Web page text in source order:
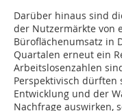
Darüber hinaus sind
der Nutzermärkte von
Büroflächenumsatz in
Quartalen erneut ein
Arbeitslosenzahlen
Perspektivisch dürften
Entwicklung und der
Nachfrage auswirken,